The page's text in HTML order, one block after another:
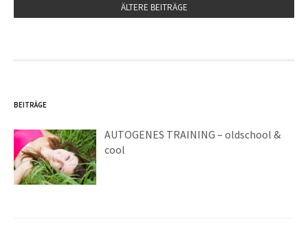
ÄLTERE BEITRÄGE
BEITRÄGE
AUTOGENES TRAINING – oldschool &
cool